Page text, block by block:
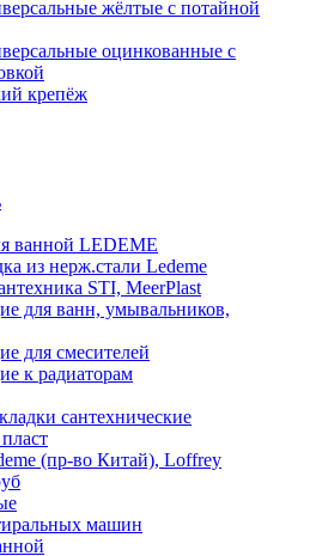
жёлтые с потайной
оцинкованные с
крепёж
ванной LEDEME
из нерж.стали Ledeme
STI, MeerPlast
для ванн, умывальников,
для смесителей
к радиаторам
сантехнические
(пр-во Китай), Loffrey
машин